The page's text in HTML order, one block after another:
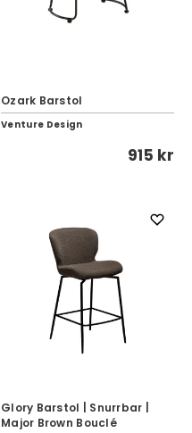
Ozark Barstol
Venture Design
915 kr
Glory Barstol | Snurrbar |
Major Brown Bouclé